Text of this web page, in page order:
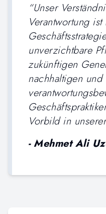
“Unser
Verantwortung
unverzichtbare
zukünftigen
nachhaltigen und
Vorbild in
-Mehmet Ali